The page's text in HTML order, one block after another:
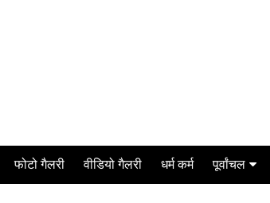
फोटो गैलरी वीडियो गैलरी धर्म कर्म पूर्वांचल